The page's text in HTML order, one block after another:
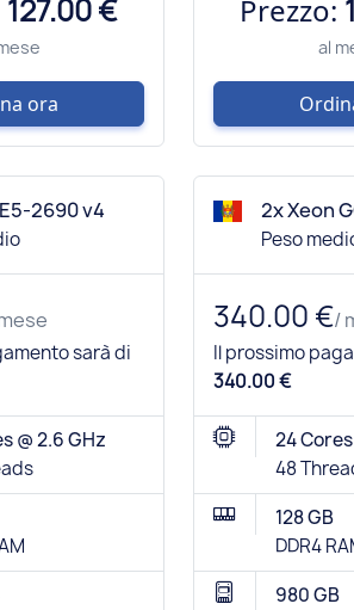
127.00 €
ora
Prezzo:
al
2690 v4
sarà di
@ 2.6 GHz
2x Xeon
Peso
340.00 €/
Il prossimo
340.00 €
24
48
128 GB
DDR4
980 GB